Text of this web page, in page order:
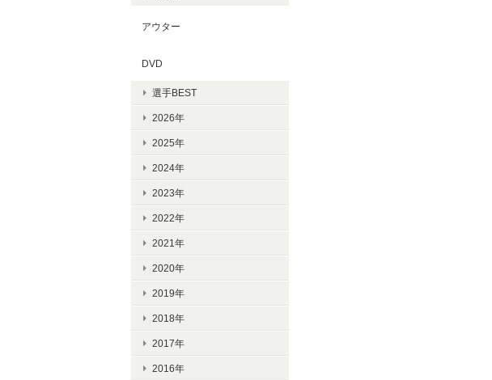
アウター
DVD
選手BEST
2026年
2025年
2024年
2023年
2022年
2021年
2020年
2019年
2018年
2017年
2016年